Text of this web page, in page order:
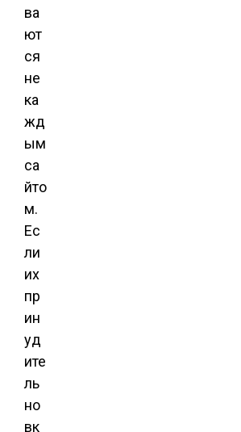
ва
ют
ся
не
ка
жд
ым
са
йто
м.
Ес
ли
их
пр
ин
уд
ите
ль
но
вк